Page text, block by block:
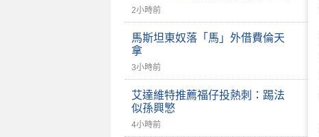
2小時前
馬斯坦東奴落「馬」外借費倫天
拿
3小時前
艾達維特推薦福仔投熱刺：踢法
似孫興慜
4小時前